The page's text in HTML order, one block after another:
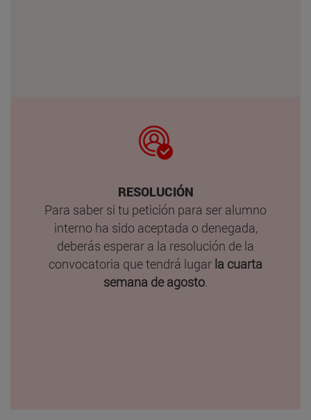
RESOLUCIÓN
Para saber si tu petición para ser alumno
interno ha sido aceptada o denegada,
deberás esperar a la resolución de la
convocatoria que tendrá lugar la cuarta
semana de agosto.